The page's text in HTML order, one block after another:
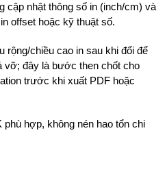
cập nhật thông số in (inch/cm) và
offset hoặc kỹ thuật số.
rộng/chiều cao in sau khi đổi để
vỡ; đây là bước then chốt cho
trước khi xuất PDF hoặc
hợp, không nén hao tổn chi